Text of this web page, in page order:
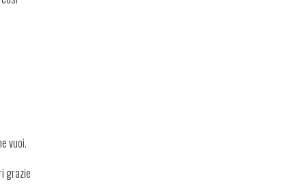
vuoi.
grazie